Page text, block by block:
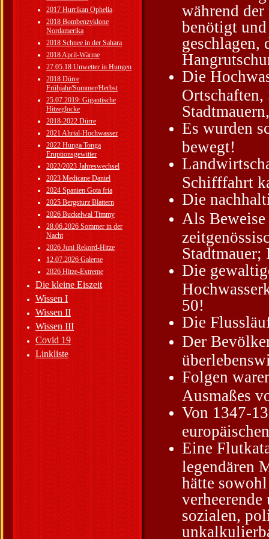
2017 Hurrikan Ophelia
2018 Bombenzyklone
Nordamerika
2018 Schnee in der Sahara
2018 April-Wärme
27.05.18 Unwetter in Hungen
2018 Dürre
Frühjahr/Sommer/Herbst
25.07.2019: Gigantische
Hitzeglocke
2018-2022 Dürre
2021 Ahrtal-Hochwasser
2022 Hunga Tonga
Eruptionsgewitter
2022/2023 Jahreswechsel
2023 Medicane Daniel
2024 Spanien Gota fria
2025 Bergsturz Blattern
2026 Buckelwal Timmy
28.06.2026 Sommer in der
Nacht
2026 Juni Rekord-Hitze
12.07.2026 Galerne
2026 Hitze-Extreme
Die kleine Eiszeit
Wissen I
Wissen II
Wissen III
Covid 19
Linkliste
während
benötigt
geschlagen,
Die
Es wurden
bewegt!
Schifffahrt
Die
Als
Die
50!
Die
Der
Folgen
Ausmaßes
Von 1347-
Eine
legendären
hätte
sozialen,